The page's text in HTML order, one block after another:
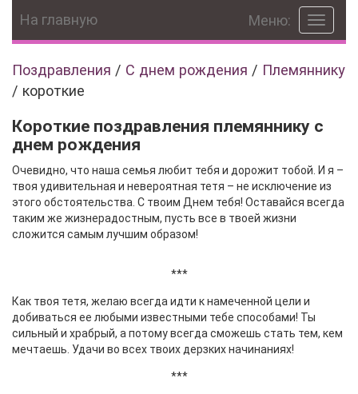
Toggle
На главную Меню:
Поздравления / С днем рождения / Племяннику
/ короткие
Короткие поздравления племяннику с
днем рождения
Очевидно, что наша семья любит тебя и дорожит тобой. И я –
твоя удивительная и невероятная тетя – не исключение из
этого обстоятельства. С твоим Днем тебя! Оставайся всегда
таким же жизнерадостным, пусть все в твоей жизни
сложится самым лучшим образом!
***
Как твоя тетя, желаю всегда идти к намеченной цели и
добиваться ее любыми известными тебе способами! Ты
сильный и храбрый, а потому всегда сможешь стать тем, кем
мечтаешь. Удачи во всех твоих дерзких начинаниях!
***